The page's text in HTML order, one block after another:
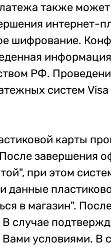
также
интернет-
шифрование.
РФ.
систем
карты
завершения
при этом
данные
в магазин".
случае
условиями.